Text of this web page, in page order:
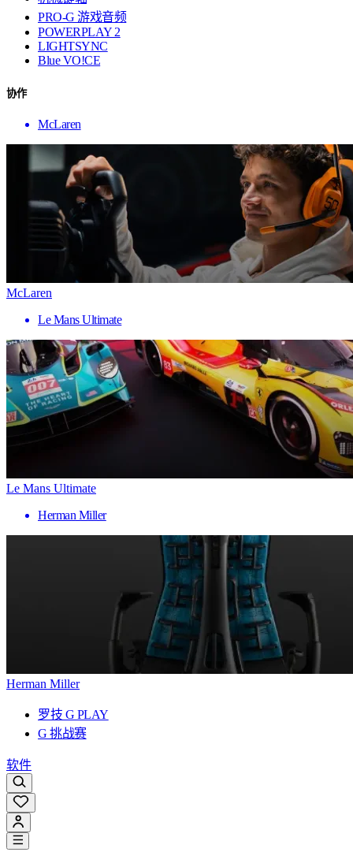
PRO-G 游戏音频
POWERPLAY 2
LIGHTSYNC
Blue VO!CE
协作
McLaren
McLaren
Le Mans Ultimate
Le Mans Ultimate
Herman Miller
Herman Miller
罗技 G PLAY
G 挑战赛
软件